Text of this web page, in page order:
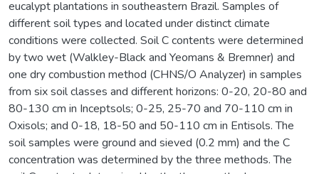
eucalypt plantations in southeastern Brazil. Samples of
different soil types and located under distinct climate
conditions were collected. Soil C contents were determined
by two wet (Walkley-Black and Yeomans & Bremner) and
one dry combustion method (CHNS/O Analyzer) in samples
from six soil classes and different horizons: 0-20, 20-80 and
80-130 cm in Inceptsols; 0-25, 25-70 and 70-110 cm in
Oxisols; and 0-18, 18-50 and 50-110 cm in Entisols. The
soil samples were ground and sieved (0.2 mm) and the C
concentration was determined by the three methods. The